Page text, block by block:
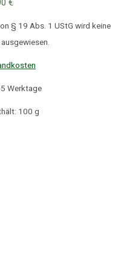
€
§ 19 Abs. 1 UStG wird keine
Werktage
100 g